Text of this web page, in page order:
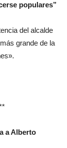
populares”
del alcalde
grande de la
a Alberto